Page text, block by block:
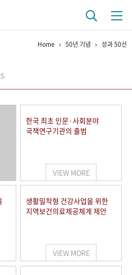
는 연구 역사
연구자들
행정박물 영상 기록물
Home 50년 기념 성과 50선
한국 최초 인문·사회분야
국책연구기관의 출범
VIEW MORE
생활밀착형 건강사업을 위한
지역보건의료제공체계 제안
VIEW MORE